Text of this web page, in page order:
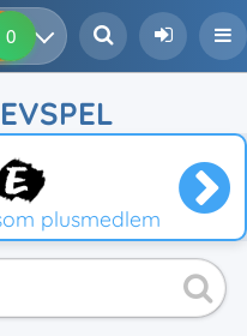
0
plusmedlem